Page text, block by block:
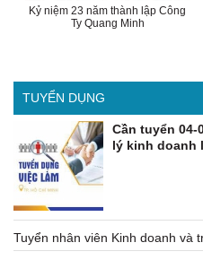
Kỷ niệm 23 năm thành lập Công
Ty Quang Minh
TUYỂN DỤNG
Cần tuyển 04-
lý kinh doanh
Tuyển nhân viên Kinh doanh và